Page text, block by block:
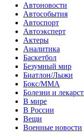
Автоновости
Автособытия
Автоспорт
Автоэксперт
Актеры
Аналитика
Баскетбол
Безумный мир
Биатлон/Лыжи
Бокс/MMA
Болезни и
В мире
В России
Вещи
Военные новости